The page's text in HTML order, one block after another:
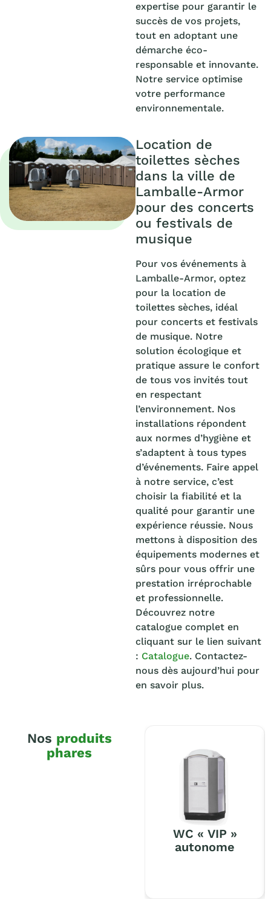
expertise pour garantir le
succès de vos projets,
tout en adoptant une
démarche éco-
responsable et innovante.
Notre service optimise
votre performance
environnementale.
Location de
toilettes sèches
dans la ville de
Lamballe-Armor
pour des concerts
ou festivals de
musique
Pour vos événements à
Lamballe-Armor, optez
pour la location de
toilettes sèches, idéal
pour concerts et festivals
de musique. Notre
solution écologique et
pratique assure le confort
de tous vos invités tout
en respectant
l’environnement. Nos
installations répondent
aux normes d’hygiène et
s’adaptent à tous types
d’événements. Faire appel
à notre service, c’est
choisir la fiabilité et la
qualité pour garantir une
expérience réussie. Nous
mettons à disposition des
équipements modernes et
sûrs pour vous offrir une
prestation irréprochable
et professionnelle.
Découvrez notre
catalogue complet en
cliquant sur le lien suivant
: Catalogue. Contactez-
nous dès aujourd’hui pour
en savoir plus.
Nos produits
phares
WC « VIP »
autonome